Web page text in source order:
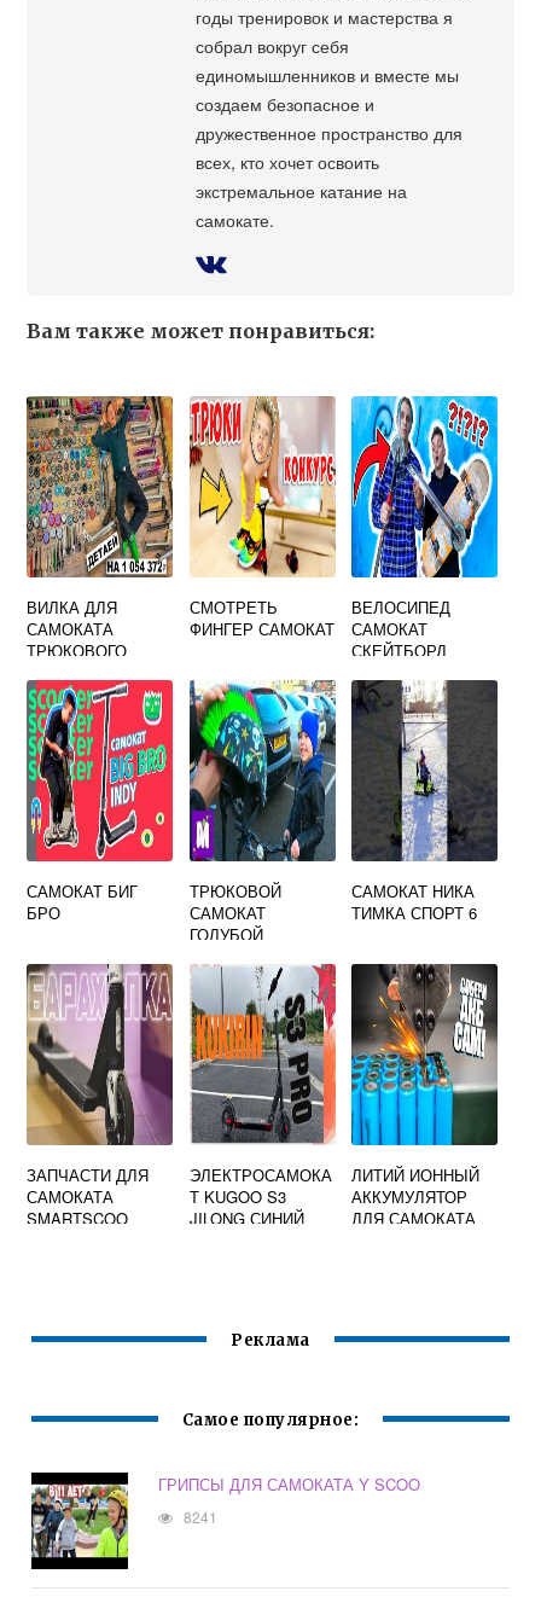
годы тренировок и мастерства я
собрал вокруг себя
единомышленников и вместе мы
создаем безопасное и
дружественное пространство для
всех, кто хочет освоить
экстремальное катание на
самокате.
Вам также может понравиться:
ВИЛКА ДЛЯ
САМОКАТА
ТРЮКОВОГО
СМОТРЕТЬ
ФИНГЕР САМОКАТ
ВЕЛОСИПЕД
САМОКАТ
СКЕЙТБОРД
САМОКАТ БИГ
БРО
ТРЮКОВОЙ
САМОКАТ
ГОЛУБОЙ
САМОКАТ НИКА
ТИМКА СПОРТ 6
ЗАПЧАСТИ ДЛЯ
САМОКАТА
SMARTSCOO
ЭЛЕКТРОСАМОКА
Т KUGOO S3
JILONG СИНИЙ
ЛИТИЙ ИОННЫЙ
АККУМУЛЯТОР
ДЛЯ САМОКАТА
Реклама
Самое популярное:
ГРИПСЫ ДЛЯ САМОКАТА Y SCOO
8241